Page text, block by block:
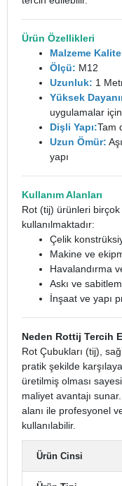
Ürün Özellikleri
Malzeme
Ölçü: M12
Uzunluk: 1
Yüksek
uygulamalar
Dişli Yapı:Tam
Uzun Ömür:
yapı
Kullanım Alanları
Rot (tij) ürünleri birçok
kullanılmaktadır:
Çelik
Makine ve
Havalandırma
Askı ve
İnşaat ve yapı
Neden Rottij Tercih
Rot Çubukları (tij),
pratik şekilde
üretilmiş olması
maliyet avantajı
alanı ile profesyonel
kullanılabilir.
Ürün Cinsi